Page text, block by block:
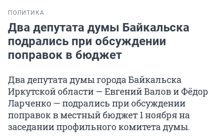
ПОЛИТИКА
Два депутата думы Байкальска
подрались при обсуждении
поправок в бюджет
Два депутата думы города Байкальска
Иркутской области — Евгений Валов и Фёдор
Ларченко — подрались при обсуждении
поправок в местный бюджет 1 ноября на
заседании профильного комитета думы.